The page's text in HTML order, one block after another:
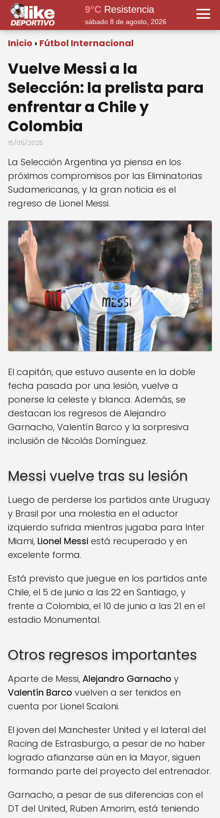
9°C Resistencia
sábado 8 de agosto, 2026
Inicio Fútbol Internacional
Vuelve Messi a la
Selección: la prelista para
enfrentar a Chile y
Colombia
15/05/2025
La Selección Argentina ya piensa en los
próximos compromisos por las Eliminatorias
Sudamericanas, y la gran noticia es el
regreso de Lionel Messi.
El capitán, que estuvo ausente en la doble
fecha pasada por una lesión, vuelve a
ponerse la celeste y blanca. Además, se
destacan los regresos de Alejandro
Garnacho, Valentín Barco y la sorpresiva
inclusión de Nicolás Domínguez.
Messi vuelve tras su lesión
Luego de perderse los partidos ante Uruguay
y Brasil por una molestia en el aductor
izquierdo sufrida mientras jugaba para Inter
Miami, Lionel Messi está recuperado y en
excelente forma.
Está previsto que juegue en los partidos ante
Chile, el 5 de junio a las 22 en Santiago, y
frente a Colombia, el 10 de junio a las 21 en el
estadio Monumental.
Otros regresos importantes
Aparte de Messi, Alejandro Garnacho y
Valentín Barco vuelven a ser tenidos en
cuenta por Lionel Scaloni.
El joven del Manchester United y el lateral del
Racing de Estrasburgo, a pesar de no haber
logrado afianzarse aún en la Mayor, siguen
formando parte del proyecto del entrenador.
Garnacho, a pesar de sus diferencias con el
DT del United, Ruben Amorim, está teniendo